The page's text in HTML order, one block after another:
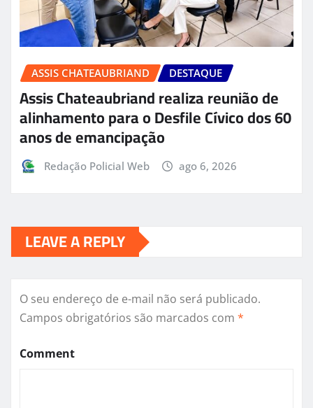
ASSIS CHATEAUBRIAND DESTAQUE
Assis Chateaubriand realiza reunião de
alinhamento para o Desfile Cívico dos 60
anos de emancipação
Redação Policial Web ago 6, 2026
LEAVE A REPLY
O seu endereço de e-mail não será publicado.
Campos obrigatórios são marcados com *
Comment